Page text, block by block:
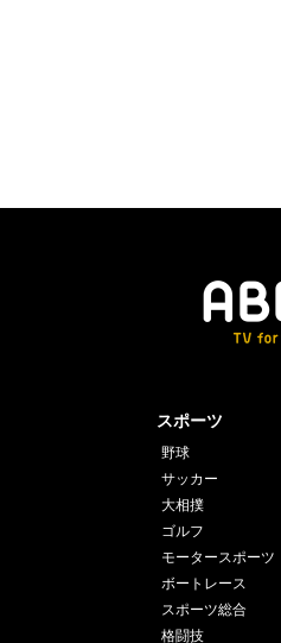
スポーツ
野球
サッカー
大相撲
ゴルフ
モータースポーツ
ボートレース
スポーツ総合
格闘技